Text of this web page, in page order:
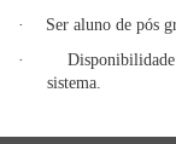
·
Ser aluno de pós
·
sistema.